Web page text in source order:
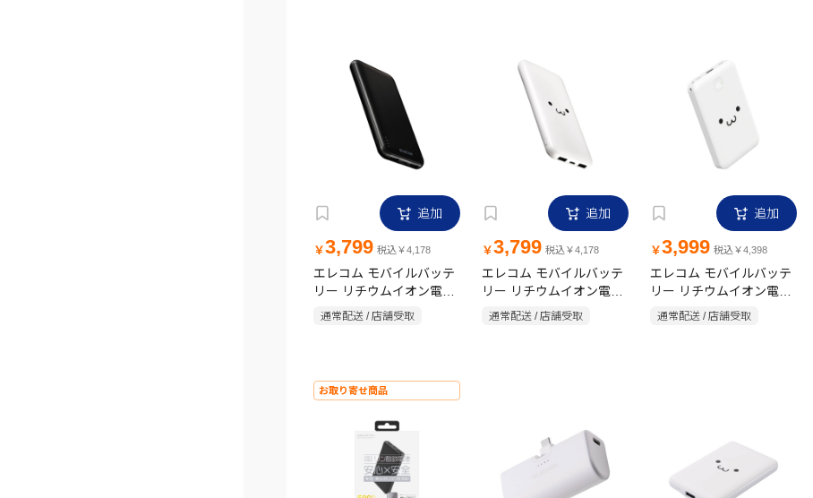
追加
￥3,799 税込￥4,178
エレコム モバイルバッテ
リー リチウムイオン電池
USB-A×2 microB×1 ブラ
通常配送 / 店舗受取
追加
￥3,799 税込￥4,178
エレコム モバイルバッテ
リー リチウムイオン電池
USB-A×2 microB×1 しろ
通常配送 / 店舗受取
追加
￥3,999 税込￥4,398
エレコム モバイルバッテ
リー リチウムイオン電池
残量表示 10000mAh
通常配送 / 店舗受取
お取り寄せ商品